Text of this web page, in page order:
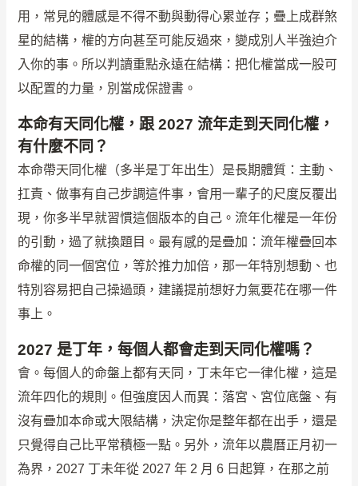
用，常見的體感是不得不動與動得心累並存；疊上成群煞
星的結構，權的方向甚至可能反過來，變成別人半強迫介
入你的事。所以判讀重點永遠在結構：把化權當成一股可
以配置的力量，別當成保證書。
本命有天同化權，跟 2027 流年走到天同化權，
有什麼不同？
本命帶天同化權（多半是丁年出生）是長期體質：主動、
扛責、做事有自己步調這件事，會用一輩子的尺度反覆出
現，你多半早就習慣這個版本的自己。流年化權是一年份
的引動，過了就換題目。最有感的是疊加：流年權疊回本
命權的同一個宮位，等於推力加倍，那一年特別想動、也
特別容易把自己操過頭，建議提前想好力氣要花在哪一件
事上。
2027 是丁年，每個人都會走到天同化權嗎？
會。每個人的命盤上都有天同，丁未年它一律化權，這是
流年四化的規則。但強度因人而異：落宮、宮位底盤、有
沒有疊加本命或大限結構，決定你是整年都在出手，還是
只覺得自己比平常積極一點。另外，流年以農曆正月初一
為界，2027 丁未年從 2027 年 2 月 6 日起算，在那之前